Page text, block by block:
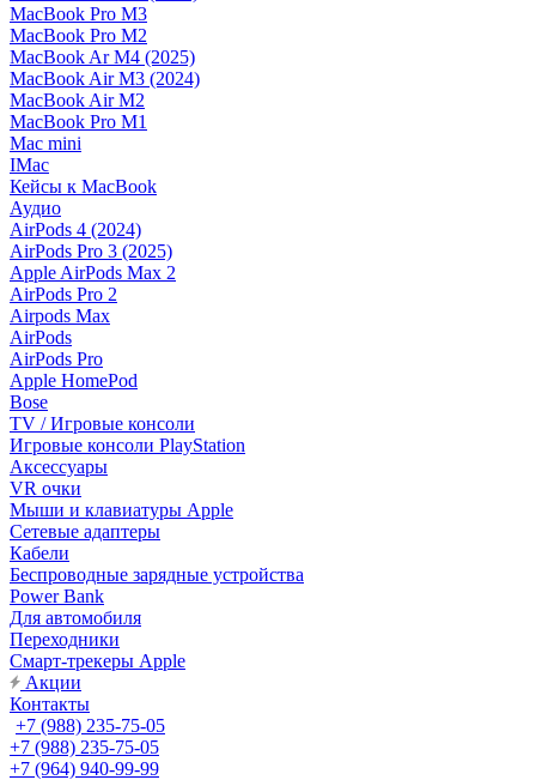
MacBook Pro M3
MacBook Pro M2
MacBook Ar M4 (2025)
MacBook Air M3 (2024)
MacBook Air M2
MacBook Pro M1
Mac mini
IMac
Кейсы к MacBook
Аудио
AirPods 4 (2024)
AirPods Pro 3 (2025)
Apple AirPods Max 2
AirPods Pro 2
Airpods Max
AirPods
AirPods Pro
Apple HomePod
Bose
TV / Игровые консоли
Игровые консоли PlayStation
Аксессуары
VR очки
Мыши и клавиатуры Apple
Сетевые адаптеры
Кабели
Беспроводные зарядные устройства
Power Bank
Для автомобиля
Переходники
Смарт-трекеры Apple
Акции
Контакты
+7 (988) 235-75-05
+7 (988) 235-75-05
+7 (964) 940-99-99